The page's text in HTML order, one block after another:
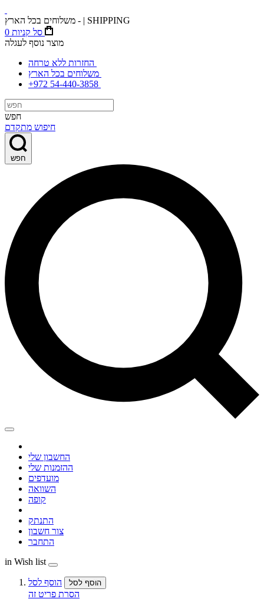
משלוחים בכל הארץ - | SHIPPING
0 סל קניות
מוצר נוסף לעגלה
+972 54-440-3858
חפש
חיפוש מתקדם
חפש
החשבון שלי
ההזמנות שלי
מועדפים
השוואה
קופה
התנתק
צור חשבון
התחבר
in Wish list
הוסף לסל הוסף לסל
הסרת פריט זה